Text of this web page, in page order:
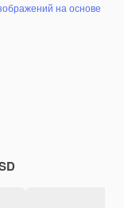
на основе